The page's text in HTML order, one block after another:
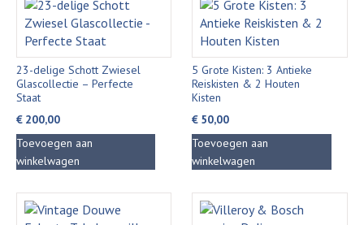
23-delige Schott Zwiesel
Glascollectie – Perfecte
Staat
€ 200,00
Toevoegen aan
winkelwagen
5 Grote Kisten: 3 Antieke
Reiskisten & 2 Houten
Kisten
€ 50,00
Toevoegen aan
winkelwagen